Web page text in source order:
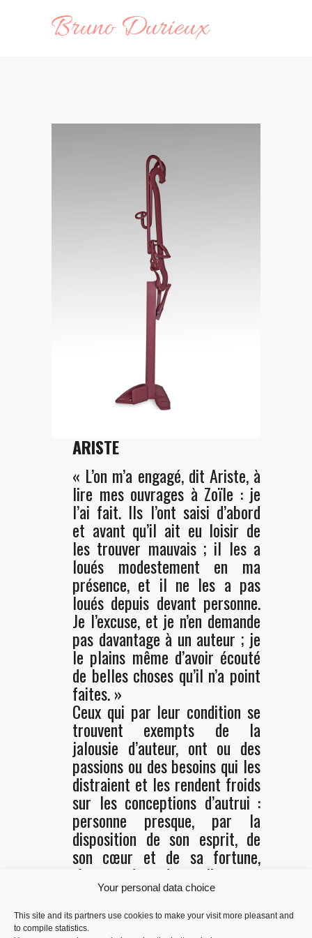
Your personal data choice
This site and its partners use cookies to make your visit more pleasant and
to compile statistics.
Bruno Durieux
ARISTE
« L’on m’a engagé, dit Ariste, à
lire mes ouvrages à Zoïle : je
l’ai fait. Ils l’ont saisi d’abord
et avant qu’il ait eu loisir de
les trouver mauvais ; il les a
loués modestement en ma
présence, et il ne les a pas
loués depuis devant personne.
Je l’excuse, et je n’en demande
pas davantage à un auteur ; je
le plains même d’avoir écouté
de belles choses qu’il n’a point
faites. »
Ceux qui par leur condition se
trouvent exempts de la
jalousie d’auteur, ont ou des
passions ou des besoins qui les
distraient et les rendent froids
sur les conceptions d’autrui :
personne presque, par la
disposition de son esprit, de
son cœur et de sa fortune,
n’est en état de se livrer au
plaisir que donne la perfection
d’un ouvrage.